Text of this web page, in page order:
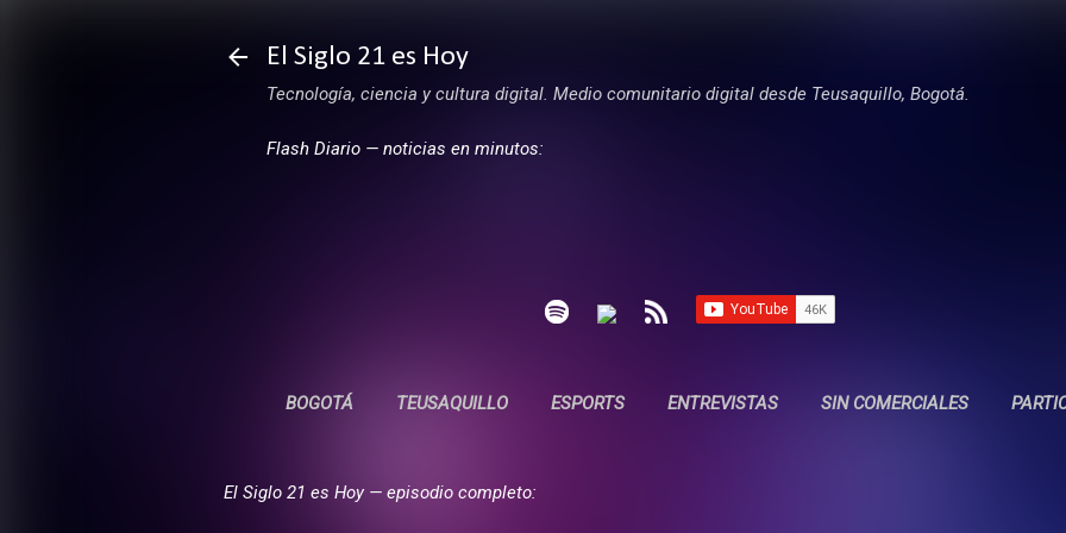
El Siglo 21 es Hoy
Tecnología, ciencia y cultura digital. Medio comunitario digital desde Teusaquillo, Bogotá.
Flash Diario — noticias en minutos:
BOGOTÁ TEUSAQUILLO ESPORTS ENTREVISTAS SIN COMERCIALES
El Siglo 21 es Hoy — episodio completo: